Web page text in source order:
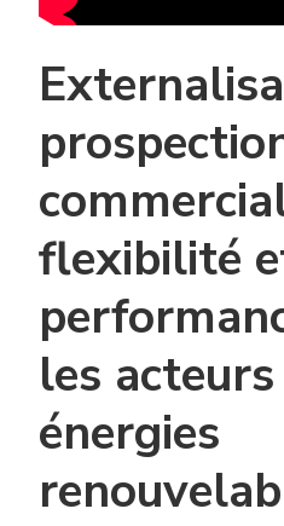
flexibilité
les
énergies